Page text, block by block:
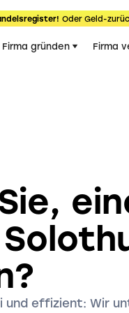
Oder Geld-
Firma gründen Firma
effizient: Wir